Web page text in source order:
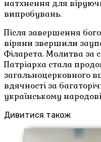
натхнення для
випробувань.
Після завершення
віряни звершили
Філарета. Молитва за
Патріарха стала
загальноцерковного
вдячності за
українському
Дивитися також